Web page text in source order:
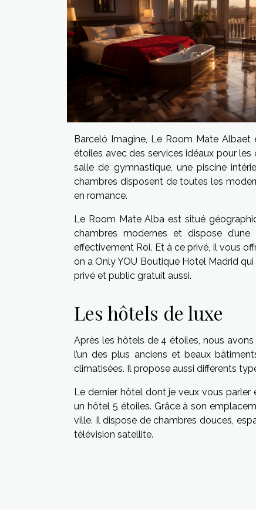
Barceló Imagine, Le Room Mate
étoiles avec des services idéaux pour les
salle de gymnastique, une piscine
chambres disposent de toutes les
en romance.
Le Room Mate Alba est situé
chambres modernes et dispose
effectivement Roi. Et à ce privé, il vous
on a Only YOU Boutique Hotel Madrid
privé et public gratuit aussi.
Les hôtels de luxe
Après les hôtels de 4 étoiles, nous
l’un des plus anciens et beaux
climatisées. Il propose aussi différents
Le dernier hôtel dont je veux vous parler
un hôtel 5 étoiles. Grâce à son
ville. Il dispose de chambres douces,
télévision satellite.